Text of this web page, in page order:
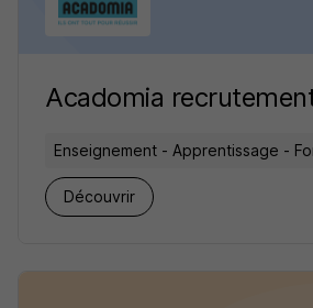
Acadomia
Enseignement - Apprentissage -
Découvrir